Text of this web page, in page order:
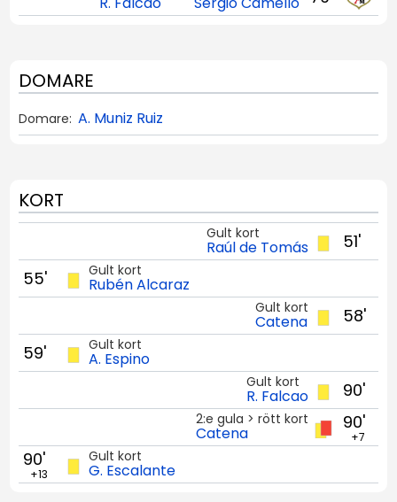
DOMARE
Domare: A. Muniz Ruiz
KORT
51'
Gult kort
Raúl de Tomás
Gult kort
Rubén Alcaraz
55'
58'
Gult kort
Catena
Gult kort
A. Espino
59'
90'
Gult kort
R. Falcao
90'
+7
2:e gula > rött kort
Catena
Gult kort
G. Escalante
90'
+13